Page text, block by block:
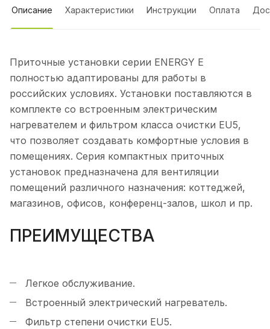
Описание Характеристики Инструкции Оплата
Приточные установки серии ENERGY E
полностью адаптированы для работы в
российских условиях. Установки поставляются в
комплекте со встроенным электрическим
нагревателем и фильтром класса очистки EU5,
что позволяет создавать комфортные условия в
помещениях. Серия компактных приточных
установок предназначена для вентиляции
помещений различного назначения: коттеджей,
магазинов, офисов, конференц-залов, школ и пр.
ПРЕИМУЩЕСТВА
Легкое обслуживание.
Встроенный электрический нагреватель.
Фильтр степени очистки EU5.